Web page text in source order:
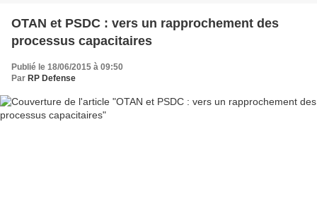
OTAN et PSDC : vers un rapprochement des
processus capacitaires
Publié le 18/06/2015 à 09:50
Par RP Defense